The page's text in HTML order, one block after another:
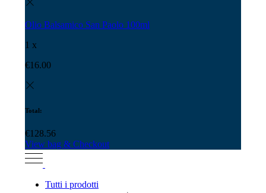
Olio Balsamico San Paolo 100ml
1 x
€16.00
Total:
€128.56
View bag & Checkout
Tutti i prodotti